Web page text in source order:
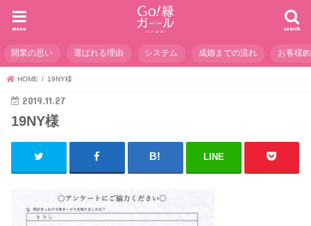
search
menu
開業の思い 選ばれる理由 システム 成婚までの流れ お客様
HOME 19NY様
2019.11.27
19NY様
LINE